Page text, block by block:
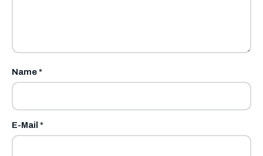
Name*
E-Mail *